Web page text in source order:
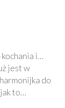
i…
jest w
do
to…